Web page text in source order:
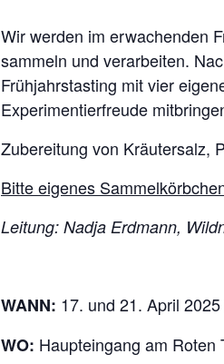
Wir werden im erwachenden
sammeln und verarbeiten.
Frühjahrstasting mit vier
Experimentierfreude
Zubereitung von Kräutersalz,
Bitte eigenes
Leitung: Nadja Erdmann,
WANN: 17. und 21. April
WO: Haupteingang am